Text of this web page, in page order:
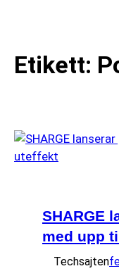
Etikett:
SHARGE
med upp
Techsajten